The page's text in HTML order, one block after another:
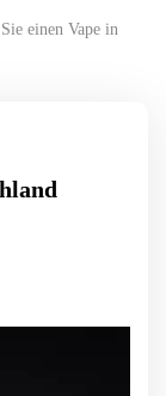
einen Vape in